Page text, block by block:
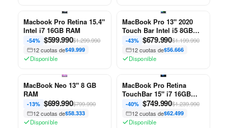
Macbook Pro Retina 15.4"
Intel i7 16GB RAM
-54% $599.990$1.299.990
12 cuotas de$49.999
Disponible
MacBook Pro 13" 2020
Touch Bar Intel i5 8GB
RAM
-43% $679.990$1.199.990
12 cuotas de$56.666
Disponible
MacBook Neo 13" 8 GB
RAM
-13% $699.990$799.990
12 cuotas de$58.333
Disponible
MacBook Pro Retina
TouchBar 15" i7 16GB
RAM
-40% $749.990$1.239.990
12 cuotas de$62.499
Disponible